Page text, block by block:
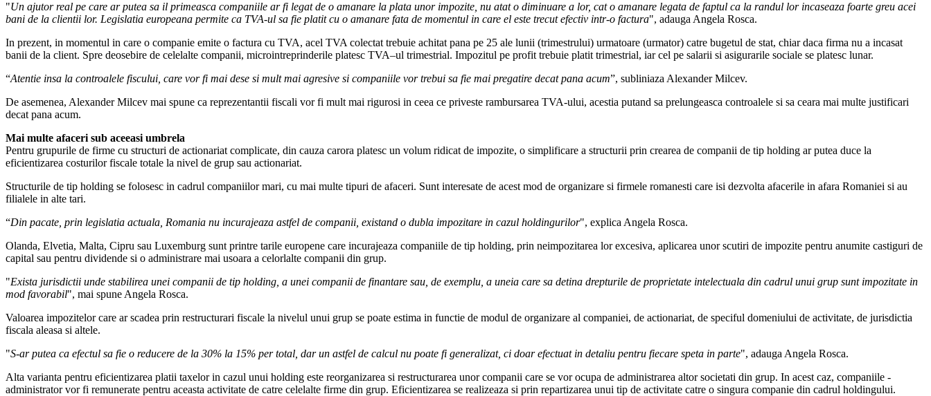
"Un ajutor real pe care ar putea sa il primeasca companiile ar fi legat de o amanare la plata unor impozite, nu atat o diminuare a lor, cat o amanare legata de faptul ca la randul lor incaseaza foarte greu acei
bani de la clientii lor. Legislatia europeana permite ca TVA-ul sa fie platit cu o amanare fata de momentul in care el este trecut efectiv intr-o factura", adauga Angela Rosca.
In prezent, in momentul in care o companie emite o factura cu TVA, acel TVA colectat trebuie achitat pana pe 25 ale lunii (trimestrului) urmatoare (urmator) catre bugetul de stat, chiar daca firma nu a incasat
banii de la client. Spre deosebire de celelalte companii, microintreprinderile platesc TVA–ul trimestrial. Impozitul pe profit trebuie platit trimestrial, iar cel pe salarii si asigurarile sociale se platesc lunar.
“Atentie insa la controalele fiscului, care vor fi mai dese si mult mai agresive si companiile vor trebui sa fie mai pregatire decat pana acum”, subliniaza Alexander Milcev.
De asemenea, Alexander Milcev mai spune ca reprezentantii fiscali vor fi mult mai rigurosi in ceea ce priveste rambursarea TVA-ului, acestia putand sa prelungeasca controalele si sa ceara mai multe justificari
decat pana acum.
Mai multe afaceri sub aceeasi umbrela
Pentru grupurile de firme cu structuri de actionariat complicate, din cauza carora platesc un volum ridicat de impozite, o simplificare a structurii prin crearea de companii de tip holding ar putea duce la
eficientizarea costurilor fiscale totale la nivel de grup sau actionariat.
Structurile de tip holding se folosesc in cadrul companiilor mari, cu mai multe tipuri de afaceri. Sunt interesate de acest mod de organizare si firmele romanesti care isi dezvolta afacerile in afara Romaniei si au
filialele in alte tari.
“Din pacate, prin legislatia actuala, Romania nu incurajeaza astfel de companii, existand o dubla impozitare in cazul holdingurilor", explica Angela Rosca.
Olanda, Elvetia, Malta, Cipru sau Luxemburg sunt printre tarile europene care incurajeaza companiile de tip holding, prin neimpozitarea lor excesiva, aplicarea unor scutiri de impozite pentru anumite castiguri de
capital sau pentru dividende si o administrare mai usoara a celorlalte companii din grup.
"Exista jurisdictii unde stabilirea unei companii de tip holding, a unei companii de finantare sau, de exemplu, a uneia care sa detina drepturile de proprietate intelectuala din cadrul unui grup sunt impozitate in
mod favorabil", mai spune Angela Rosca.
Valoarea impozitelor care ar scadea prin restructurari fiscale la nivelul unui grup se poate estima in functie de modul de organizare al companiei, de actionariat, de speciful domeniului de activitate, de jurisdictia
fiscala aleasa si altele.
"S-ar putea ca efectul sa fie o reducere de la 30% la 15% per total, dar un astfel de calcul nu poate fi generalizat, ci doar efectuat in detaliu pentru fiecare speta in parte", adauga Angela Rosca.
Alta varianta pentru eficientizarea platii taxelor in cazul unui holding este reorganizarea si restructurarea unor companii care se vor ocupa de administrarea altor societati din grup. In acest caz, companiile -
administrator vor fi remunerate pentru aceasta activitate de catre celelalte firme din grup. Eficientizarea se realizeaza si prin repartizarea unui tip de activitate catre o singura companie din cadrul holdingului.